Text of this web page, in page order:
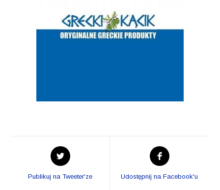
Opens
in
new
Publikuj na Tweeter'ze
Opens
in
new
Udostępnij na Facebook'u